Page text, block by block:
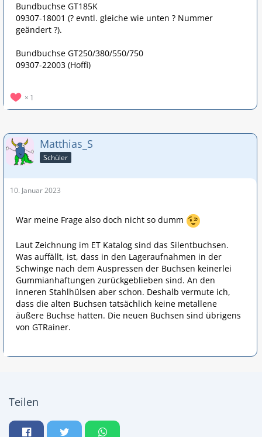
Bundbuchse GT185K
09307-18001 (? evntl. gleiche wie unten ? Nummer
geändert ?).
Bundbuchse GT250/380/550/750
09307-22003 (Hoffi)
1
Matthias_S
Schüler
10. Januar 2023
War meine Frage also doch nicht so dumm
Laut Zeichnung im ET Katalog sind das Silentbuchsen.
Was auffällt, ist, dass in den Lageraufnahmen in der
Schwinge nach dem Auspressen der Buchsen keinerlei
Gummianhaftungen zurückgeblieben sind. An den
inneren Stahlhülsen aber schon. Deshalb vermute ich,
dass die alten Buchsen tatsächlich keine metallene
äußere Buchse hatten. Die neuen Buchsen sind übrigens
von GTRainer.
Teilen